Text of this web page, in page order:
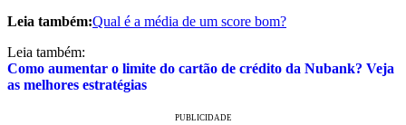
Leia também:Qual é a média de um score bom?
Leia também:
Como aumentar o limite do cartão de crédito da Nubank? Veja
as melhores estratégias
PUBLICIDADE